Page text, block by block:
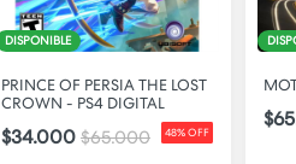
DISPONIBLE
PRINCE OF PERSIA THE LOST
CROWN - PS4 DIGITAL
48% OFF
$34.000 $65.000